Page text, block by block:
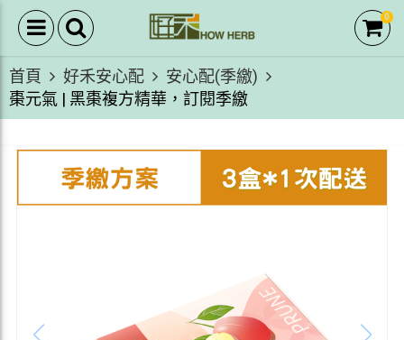
0
首頁 好禾安心配
安心配(季繳)
棗元氣 | 黑棗複方精華，訂閱季繳